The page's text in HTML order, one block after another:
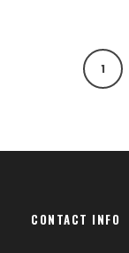
1
CONTACT INFO